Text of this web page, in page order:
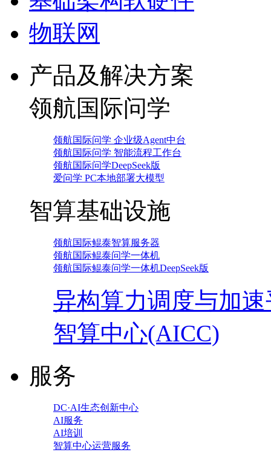
物联网
产品及解决方案
领航国际问学
领航国际问学 企业级Agent中台
领航国际问学 智能流程工作台
领航国际问学DeepSeek版
爱问学 PC本地部署大模型
智算基础设施
领航国际鲲泰智算服务器
领航国际鲲泰问学一体机
领航国际鲲泰问学一体机DeepSeek版
异构算力调度与加
智算中心(AICC)
服务
DC·AI生态创新中心
AI服务
AI培训
智算中心运营服务